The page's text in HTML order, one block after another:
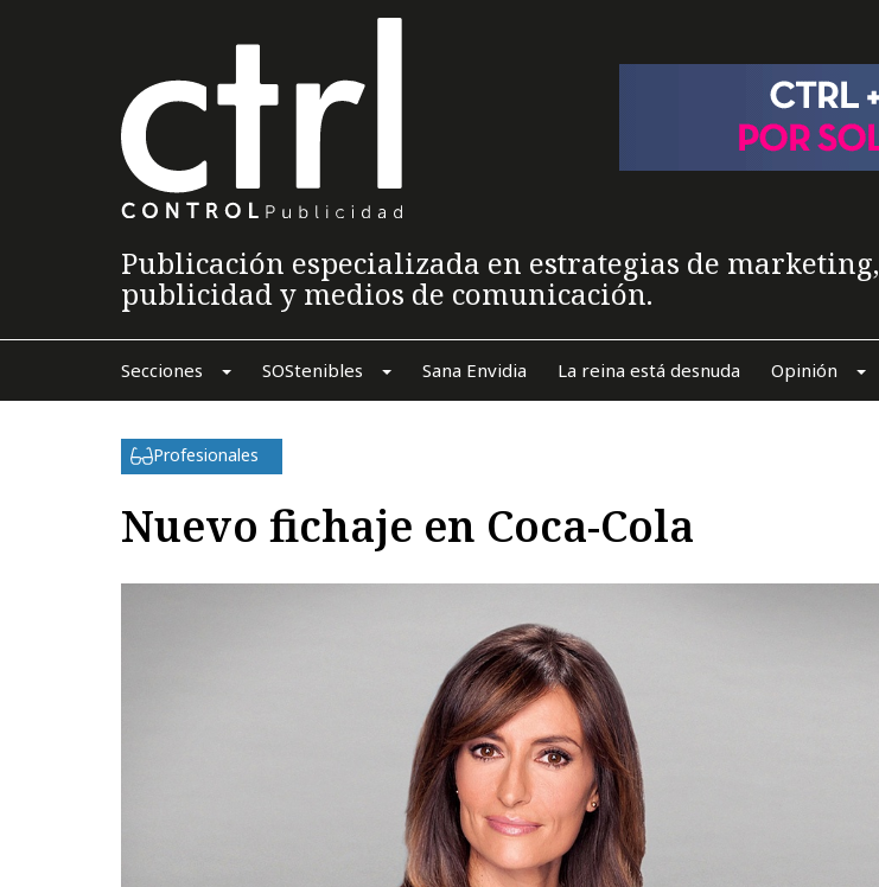
Publicación especializada en estrategias de marketing,
publicidad y medios de comunicación.
Secciones SOStenibles Sana Envidia La reina está desnuda Opinión
Profesionales
Nuevo fichaje en Coca-Cola